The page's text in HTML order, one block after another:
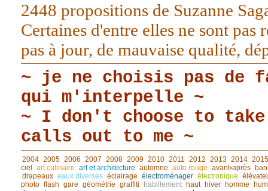
2448 propositions de Suzanne
Certaines d'entre elles ne sont pas
pas à jour, de mauvaise qualité,
~ je ne choisis pas de
qui m'interpelle ~
~ I don't choose to
calls out to me ~
2004 2005 2006 2007 2008 2009 2010 2011 2012 2013 2014 2015
ciel art culinaire art et architecture automne auto rouge avant◦après
drapeaux eaux diverses éclairage électroménager électronique
photo flash gare géométrie graffiti habillement haut hiver homme